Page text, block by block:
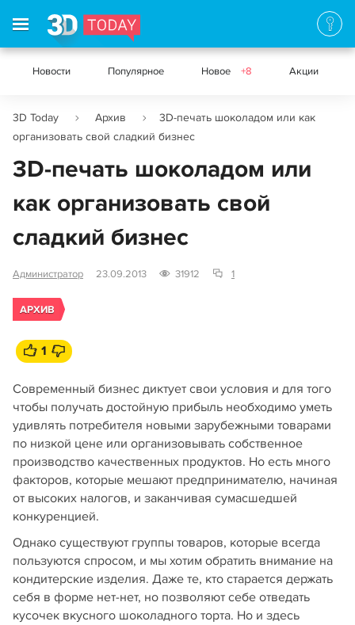
Новости Популярное Новое +8 Акции
3D Today Архив
3D-печать шоколадом или как
организовать свой сладкий бизнес
3D-печать шоколадом или
как организовать свой
сладкий бизнес
Администратор 23.09.2013 31912 1
АРХИВ
1
Современный бизнес диктует свои условия и для того
чтобы получать достойную прибыль необходимо уметь
удивлять потребителя новыми зарубежными товарами
по низкой цене или организовывать собственное
производство качественных продуктов. Но есть много
факторов, которые мешают предпринимателю, начиная
от высоких налогов, и заканчивая сумасшедшей
конкуренцией.
Однако существуют группы товаров, которые всегда
пользуются спросом, и мы хотим обратить внимание на
кондитерские изделия. Даже те, кто старается держать
себя в форме нет-нет, но позволяют себе отведать
кусочек вкусного шоколадного торта. Но и здесь